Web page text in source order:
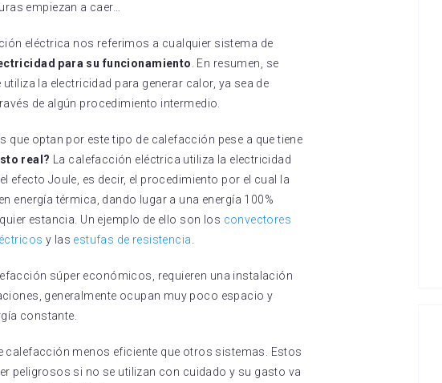
empiezan a caer…
eléctrica nos referimos a cualquier sistema de
para su funcionamiento . En resumen, se
la electricidad para generar calor, ya sea de
de algún procedimiento intermedio.
que optan por este tipo de calefacción pese a que tiene
real? La calefacción eléctrica utiliza la electricidad
efecto Joule, es decir, el procedimiento por el cual la
energía térmica, dando lugar a una energía 100%
estancia. Un ejemplo de ello son los convectores
y las estufas de resistencia
súper económicos, requieren una instalación
generalmente ocupan muy poco espacio y
constante.
calefacción menos eficiente que otros sistemas. Estos
peligrosos si no se utilizan con cuidado y su gasto va